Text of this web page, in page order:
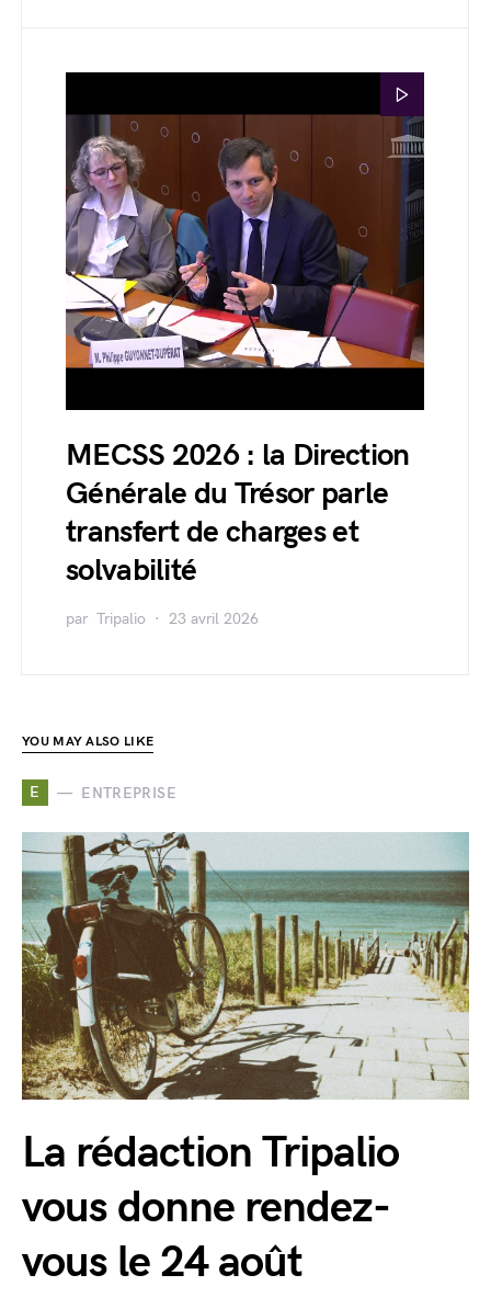
MECSS 2026 : la Direction
Générale du Trésor parle
transfert de charges et
solvabilité
par Tripalio 23 avril 2026
YOU MAY ALSO LIKE
E ENTREPRISE
La rédaction Tripalio
vous donne rendez-
vous le 24 août